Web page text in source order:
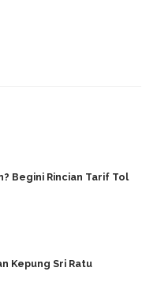
Begini Rincian Tarif Tol
Kepung Sri Ratu